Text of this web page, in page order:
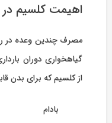
اهیمت کلسیم در
مصرف چندین وعده در
گیاهخواری دوران
از کلسیم که برای بدن
بادام